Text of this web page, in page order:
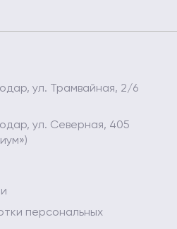
ул. Трамвайная, 2/6
ул. Северная, 405
персональных